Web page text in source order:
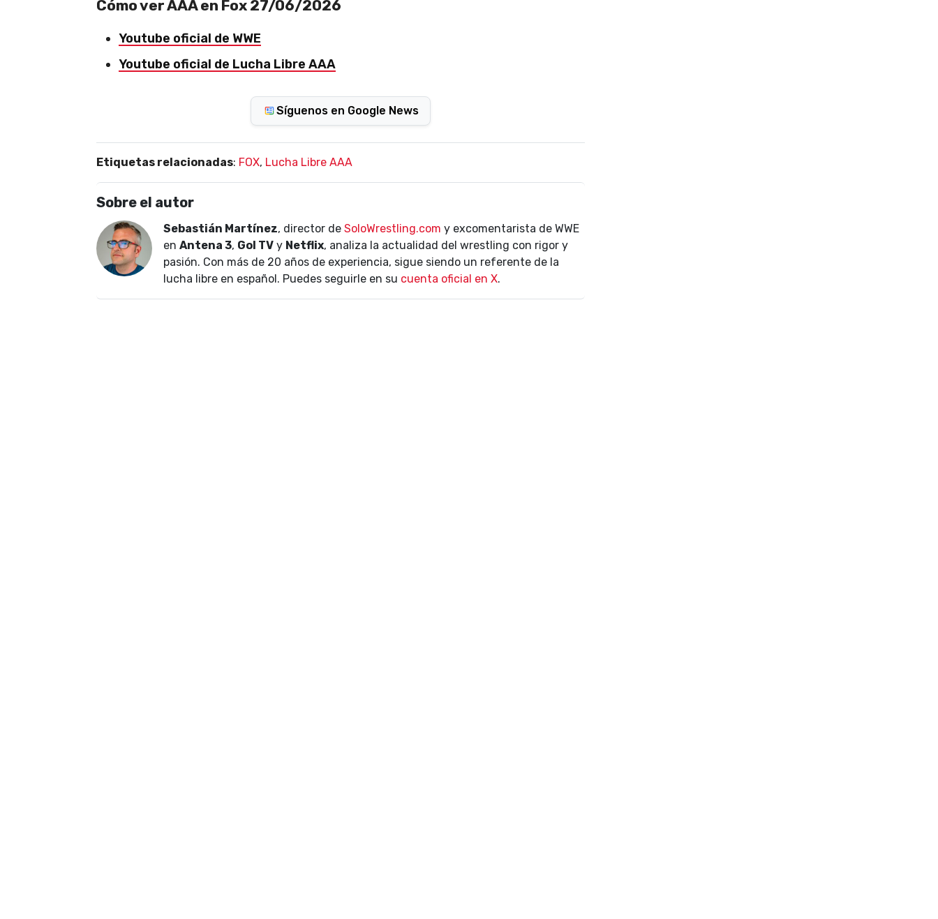
Cómo ver AAA en Fox 27/06/2026
Youtube oficial de WWE
Youtube oficial de Lucha Libre AAA
Síguenos en Google News
Etiquetas relacionadas: FOX, Lucha Libre AAA
Sobre el autor
Sebastián Martínez, director de SoloWrestling.com y excomentarista de WWE
en Antena 3, Gol TV y Netflix, analiza la actualidad del wrestling con rigor y
pasión. Con más de 20 años de experiencia, sigue siendo un referente de la
lucha libre en español. Puedes seguirle en su cuenta oficial en X.